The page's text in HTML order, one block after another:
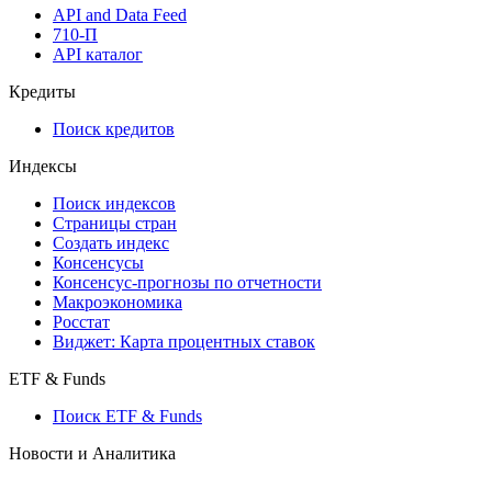
API and Data Feed
710-П
API каталог
Кредиты
Поиск кредитов
Индексы
Поиск индексов
Страницы стран
Создать индекс
Консенсусы
Консенсус-прогнозы по отчетности
Макроэкономика
Росстат
Виджет: Карта процентных ставок
ETF & Funds
Поиск ETF & Funds
Новости и Аналитика